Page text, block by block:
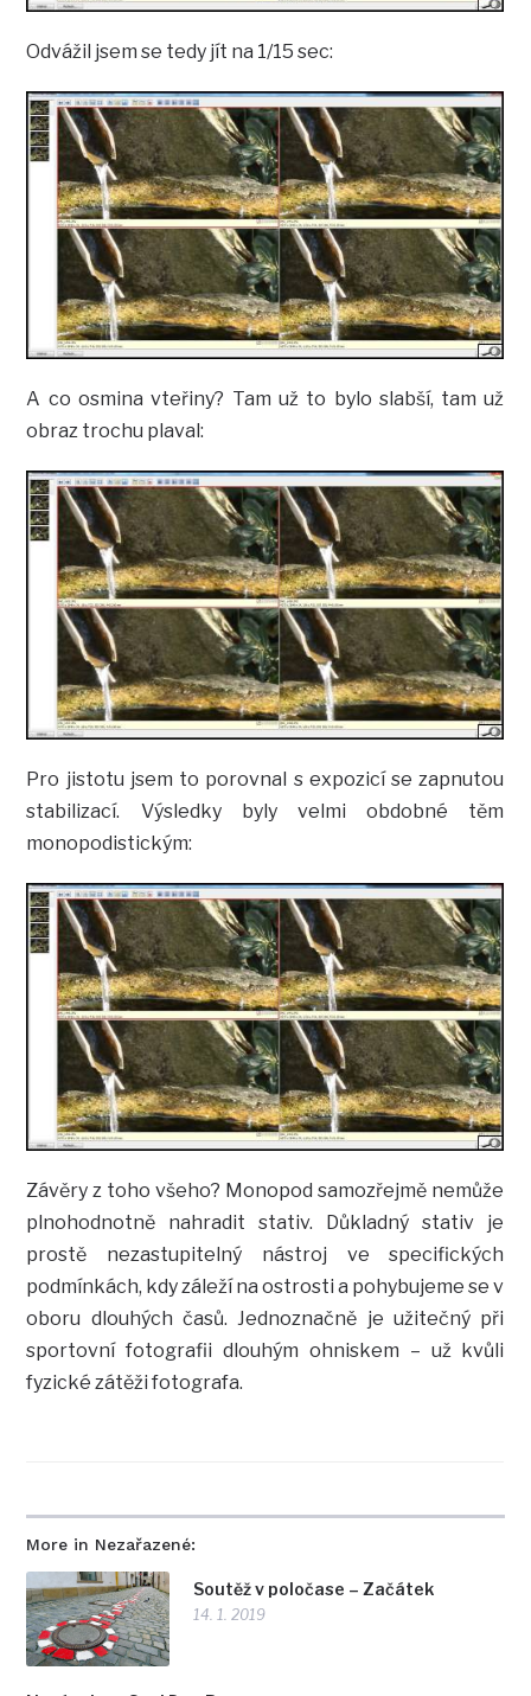
More in Nezařazené:
Soutěž v poločase – Začátek
14. 1. 2019
Odvážil jsem se tedy jít na 1/15 sec:
A co osmina vteřiny? Tam už to bylo slabší, tam už
obraz trochu plaval:
Pro jistotu jsem to porovnal s expozicí se zapnutou
stabilizací. Výsledky byly velmi obdobné těm
monopodistickým:
Závěry z toho všeho? Monopod samozřejmě nemůže
plnohodnotně nahradit stativ. Důkladný stativ je
prostě nezastupitelný nástroj ve specifických
podmínkách, kdy záleží na ostrosti a pohybujeme se v
oboru dlouhých časů. Jednoznačně je užitečný při
sportovní fotografii dlouhým ohniskem – už kvůli
fyzické zátěži fotografa.